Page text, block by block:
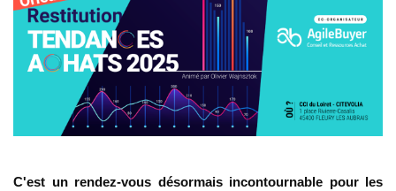
C'est un rendez-vous désormais incontournable pour les